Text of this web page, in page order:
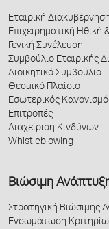
Εταιρική Διακυβέρνηση
Επιχειρηματική Ηθική
Γενική Συνέλευση
Συμβούλιο Εταιρικής
Διοικητικό Συμβούλιο
Θεσμικό Πλαίσιο
Εσωτερικός
Επιτροπές
Διαχείριση Κινδύνων
Whistleblowing
Βιώσιμη
Στρατηγική Βιώσιμης
Ενσωμάτωση